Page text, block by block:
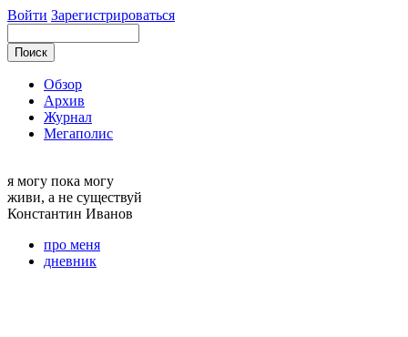
Войти Зарегистрироваться
Обзор
Архив
Журнал
Мегаполис
я могу пока могу
живи, а не существуй
Константин Иванов
про меня
дневник